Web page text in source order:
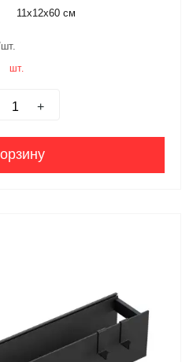
11x12x60 см
шт.
+